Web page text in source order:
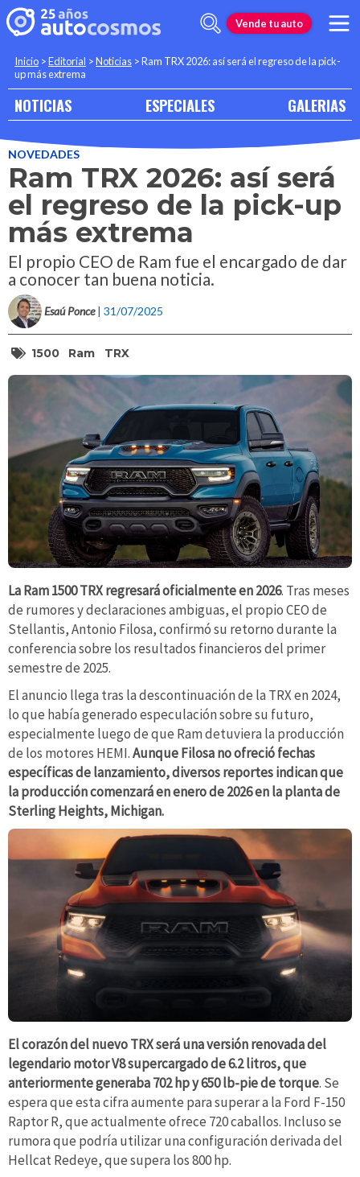
Vende tu auto
Inicio >Editorial >Noticias >Ram TRX 2026: así será el regreso de la pick-
up más extrema
NOTICIAS ESPECIALES GALERIAS
NOVEDADES
Ram TRX 2026: así será
el regreso de la pick-up
más extrema
El propio CEO de Ram fue el encargado de dar
a conocer tan buena noticia.
Esaú Ponce | 31/07/2025
1500 Ram TRX
La Ram 1500 TRX regresará oficialmente en 2026. Tras meses
de rumores y declaraciones ambiguas, el propio CEO de
Stellantis, Antonio Filosa, confirmó su retorno durante la
conferencia sobre los resultados financieros del primer
semestre de 2025.
El anuncio llega tras la descontinuación de la TRX en 2024,
lo que había generado especulación sobre su futuro,
especialmente luego de que Ram detuviera la producción
de los motores HEMI.Aunque Filosa no ofreció fechas
específicas de lanzamiento, diversos reportes indican que
la producción comenzará en enero de 2026 en la planta de
Sterling Heights, Michigan.
El corazón del nuevo TRX será una versión renovada del
legendario motor V8 supercargado de 6.2 litros, que
anteriormente generaba 702 hp y 650 lb-pie de torque. Se
espera que esta cifra aumente para superar a la Ford F-150
Raptor R, que actualmente ofrece 720 caballos. Incluso se
rumora que podría utilizar una configuración derivada del
Hellcat Redeye, que supera los 800 hp.